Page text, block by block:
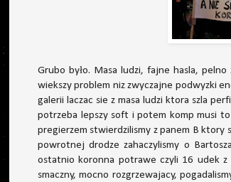
Grubo było. Masa ludzi, fajne hasla,
wiekszy problem niz zwyczajne podwyzki
galerii laczac sie z masa ludzi ktora szla
potrzeba lepszy soft i potem komp musi
pregierzem stwierdzilismy z panem B ktory
powrotnej drodze zahaczylismy o
ostatnio koronna potrawe czyli 16 udek z
smaczny, mocno rozgrzewajacy,